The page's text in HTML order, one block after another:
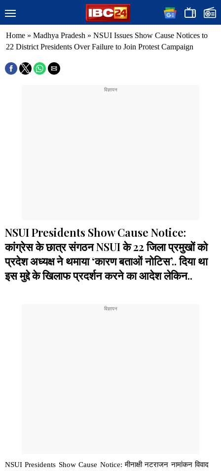
Home » Madhya Pradesh » NSUI Issues Show Cause Notices to
22 District Presidents Over Failure to Join Protest Campaign
NSUI Presidents Show Cause Notice:
कांग्रेस के छात्र संगठन NSUI के 22 जिला प्रमुखों को
प्रदेश अध्यक्ष ने थमाया ‘कारण बताओं नोटिस’.. दिया था
इस मुद्दे के खिलाफ प्रदर्शन करने का आदेश लेकिन..
NSUI Presidents Show Cause Notice: मीनाक्षी नटराजन नामांकन विवाद